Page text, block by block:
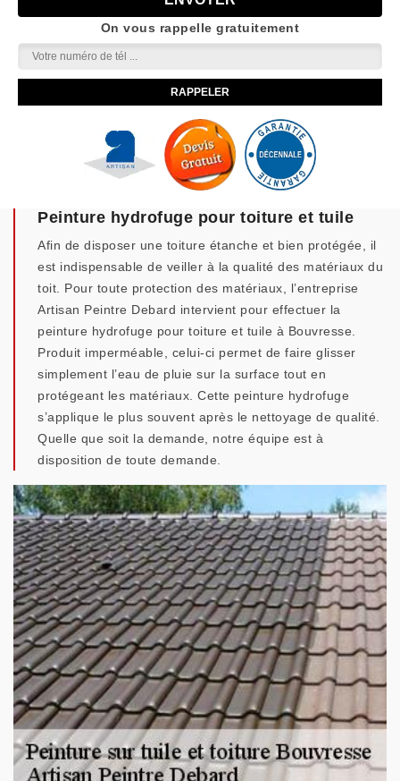
On vous rappelle gratuitement
Peinture hydrofuge pour toiture et tuile
Afin de disposer une toiture étanche et bien protégée, il
est indispensable de veiller à la qualité des matériaux du
toit. Pour toute protection des matériaux, l’entreprise
Artisan Peintre Debard intervient pour effectuer la
peinture hydrofuge pour toiture et tuile à Bouvresse.
Produit imperméable, celui-ci permet de faire glisser
simplement l’eau de pluie sur la surface tout en
protégeant les matériaux. Cette peinture hydrofuge
s’applique le plus souvent après le nettoyage de qualité.
Quelle que soit la demande, notre équipe est à
disposition de toute demande.